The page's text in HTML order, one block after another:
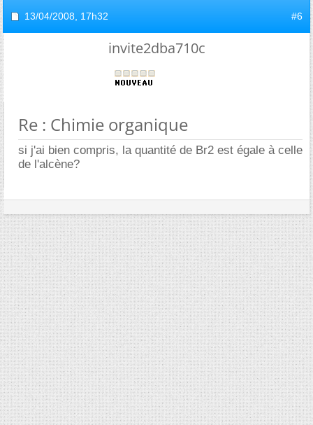
13/04/2008, 17h32 #6
invite2dba710c
Re : Chimie organique
si j'ai bien compris, la quantité de Br2 est égale à celle
de l'alcène?